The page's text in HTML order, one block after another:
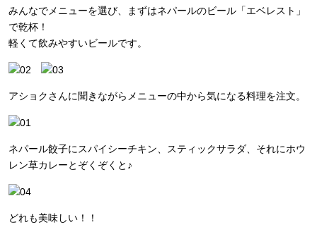
みんなでメニューを選び、まずはネパールのビール「エベレスト」
で乾杯！
軽くて飲みやすいビールです。
アショクさんに聞きながらメニューの中から気になる料理を注文。
ネパール餃子にスパイシーチキン、スティックサラダ、それにホウ
レン草カレーとぞくぞくと♪
どれも美味しい！！